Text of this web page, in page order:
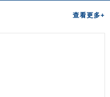
查看更多+